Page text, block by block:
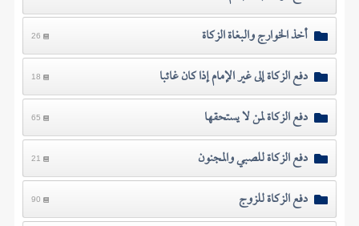
أخذ الخوارج والبغاة الزكاة
26
دفع الزكاة إلى غير الإمام إذا كان غائبا 18
دفع الزكاة لمن لا يستحقها 65
دفع الزكاة للصبي والمجنون 21
دفع الزكاة للزوج 90